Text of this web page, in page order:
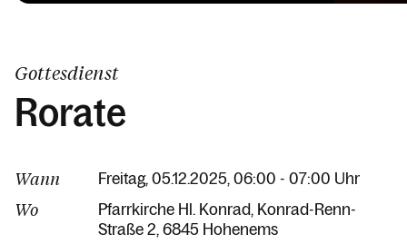
Gottesdienst
Rorate
Wann Freitag, 05.12.2025, 06:00 - 07:00 Uhr
Wo Pfarrkirche Hl. Konrad Konrad-Renn-
Straße 2 6845 Hohenems